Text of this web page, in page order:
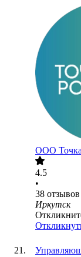
ООО
4.5
•
38 отзывов
Иркутск